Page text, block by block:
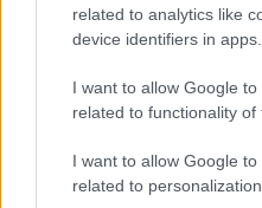
related to analytics like
device identifiers in apps.
I want to allow Google
related to functionality of
I want to allow Google
related to personalization.
Πηγή/Επεξεργασία : AirDNA -
Πανελλαδικό Δίκτυο E-Real
διαμονής προκύπτει βάση της
τιμή μπορεί να φιλοξενήσει έως
του εκάστοτε ιδιοκτήτη –